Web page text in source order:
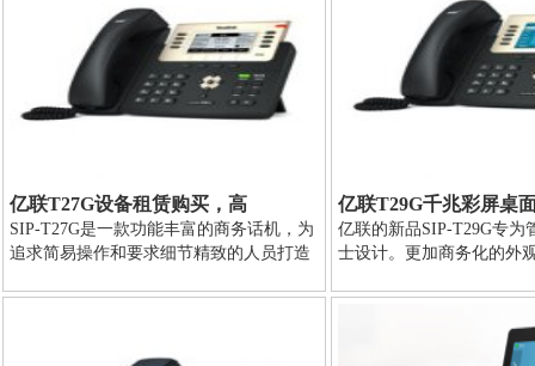
亿联T27G设备租赁购买，高
SIP-T27G是一款功能丰富的商务话机，为
追求简易操作和要求细节精致的人员打造
亿联T29G千兆彩屏桌
亿联的新品SIP-T29G专为
士设计。更加商务化的外